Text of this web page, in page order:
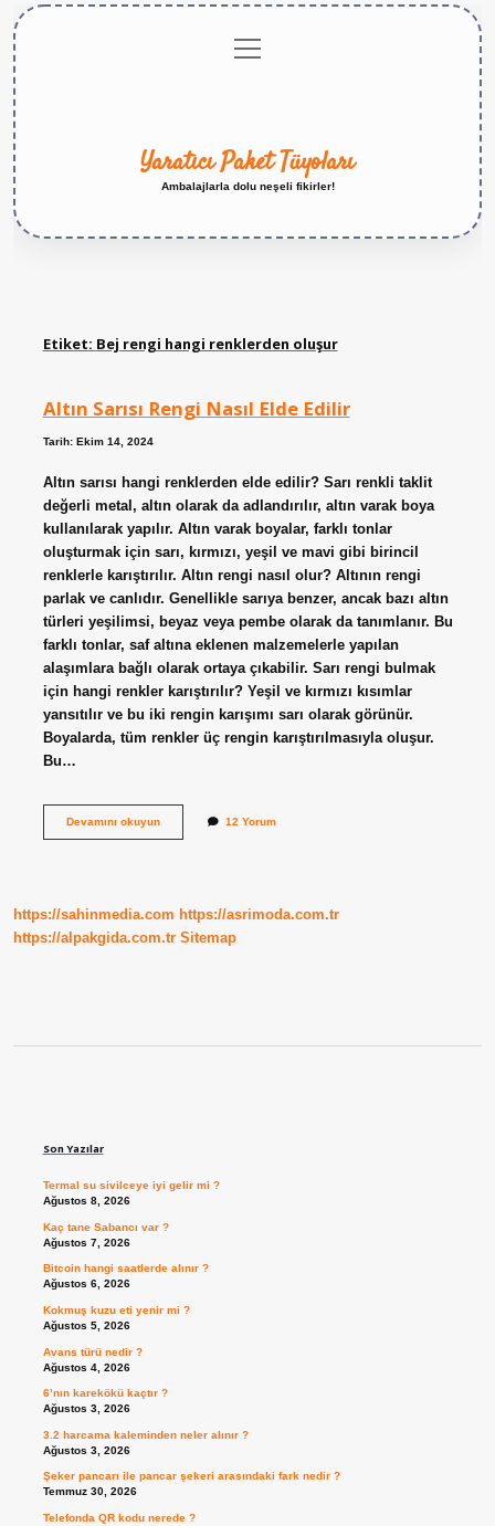
menüyü
aç
Yaratıcı Paket Tüyoları
Ambalajlarla dolu neşeli fikirler!
Etiket: Bej rengi hangi renklerden oluşur
Altın Sarısı Rengi Nasıl Elde Edilir
Tarih: Ekim 14, 2024
Altın sarısı hangi renklerden elde edilir? Sarı renkli taklit
değerli metal, altın olarak da adlandırılır, altın varak boya
kullanılarak yapılır. Altın varak boyalar, farklı tonlar
oluşturmak için sarı, kırmızı, yeşil ve mavi gibi birincil
renklerle karıştırılır. Altın rengi nasıl olur? Altının rengi
parlak ve canlıdır. Genellikle sarıya benzer, ancak bazı altın
türleri yeşilimsi, beyaz veya pembe olarak da tanımlanır. Bu
farklı tonlar, saf altına eklenen malzemelerle yapılan
alaşımlara bağlı olarak ortaya çıkabilir. Sarı rengi bulmak
için hangi renkler karıştırılır? Yeşil ve kırmızı kısımlar
yansıtılır ve bu iki rengin karışımı sarı olarak görünür.
Boyalarda, tüm renkler üç rengin karıştırılmasıyla oluşur.
Bu…
Devamını okuyunAltın
12 Yorum
https://sahinmedia.com https://asrimoda.com.tr
https://alpakgida.com.tr Sitemap
Son Yazılar
Termal su sivilceye iyi gelir mi ?
Ağustos 8, 2026
Kaç tane Sabancı var ?
Ağustos 7, 2026
Bitcoin hangi saatlerde alınır ?
Ağustos 6, 2026
Kokmuş kuzu eti yenir mi ?
Ağustos 5, 2026
Avans türü nedir ?
Ağustos 4, 2026
6’nın karekökü kaçtır ?
Ağustos 3, 2026
3.2 harcama kaleminden neler alınır ?
Ağustos 3, 2026
Şeker pancarı ile pancar şekeri arasındaki fark nedir ?
Temmuz 30, 2026
Telefonda QR kodu nerede ?